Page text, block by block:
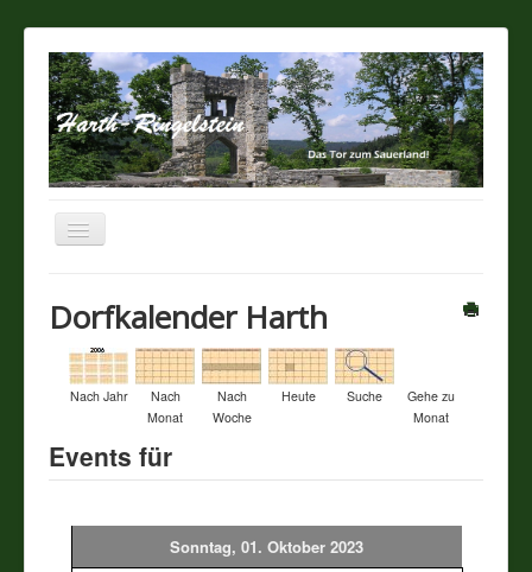
Navigation
Über unseren Ort
Sehenswertes
Termine
Dorfkalender Harth
Nach Jahr
Nach
Monat
Nach
Woche
Heute Suche
Gehe zu
Monat
Events für
Sonntag, 01. Oktober 2023